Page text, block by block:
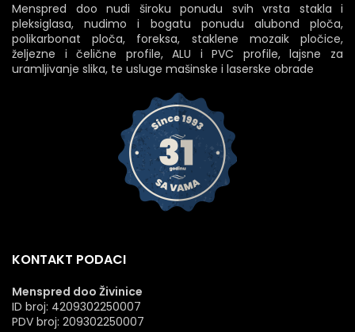
Menspred doo nudi široku ponudu svih vrsta stakla i
pleksiglasa, nudimo i bogatu ponudu alubond ploča,
polikarbonat ploča, foreksa, staklene mozaik pločice,
željezne i čelične profile, ALU i PVC profile, lajsne za
uramljivanje slika, te usluge mašinske i laserske obrade
KONTAKT PODACI
Menspred doo Živinice
ID broj: 4209302250007
PDV broj: 209302250007